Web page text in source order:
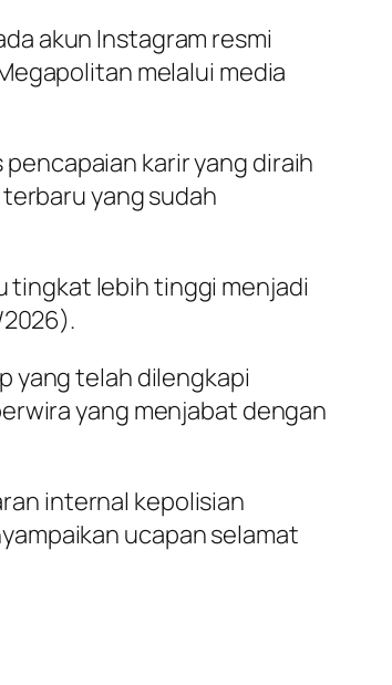
akun Instagram resmi
melalui media
karir yang diraih
yang sudah
tingkat lebih tinggi menjadi
yang telah dilengkapi
yang menjabat dengan
internal kepolisian
ucapan selamat